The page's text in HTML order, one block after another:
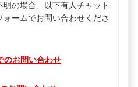
の場合、以下有人チャット
ームでお問い合わせくださ